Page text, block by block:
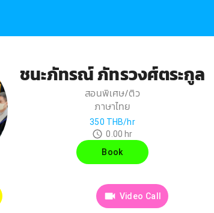
ชนะภัทรณ์ ภัทรวงศ์ตระกูล
สอนพิเศษ/ติว
ภาษาไทย
350 THB/hr
0.00 hr
Book
Video Call